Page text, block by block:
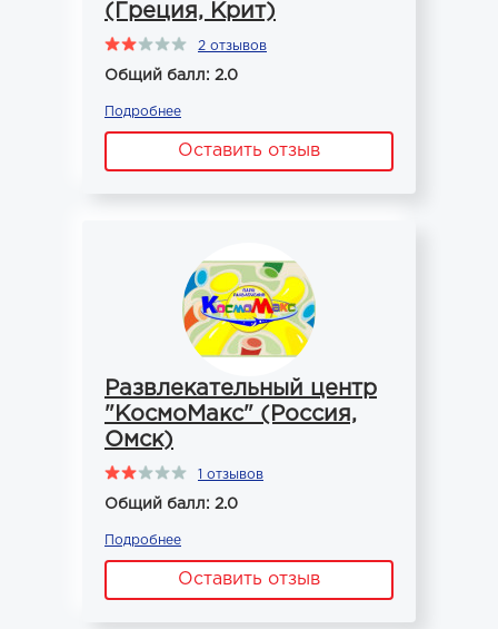
(Греция, Крит)
2 отзывов
Общий балл: 2.0
Подробнее
Оставить отзыв
Развлекательный центр
"КосмоМакс" (Россия,
Омск)
1 отзывов
Общий балл: 2.0
Подробнее
Оставить отзыв